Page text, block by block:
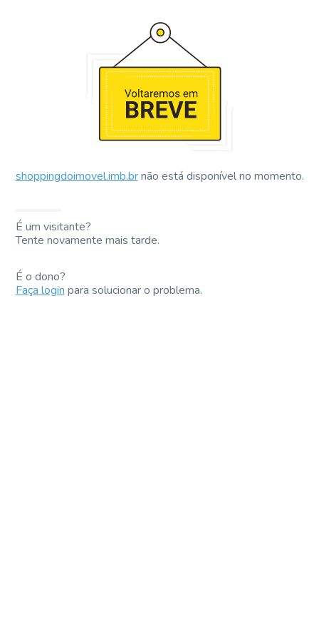
shoppingdoimovel.imb.brnão está disponível no momento.
É um visitante?
Tente novamente mais tarde.
É o dono?
Faça loginpara solucionar o problema.